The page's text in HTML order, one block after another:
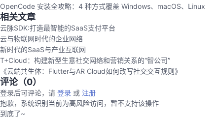
OpenCode 安装全攻略：4 种方式覆盖 Windows、macOS、Linux
相关文章
云脉SDK:打造最智能的SaaS支付平台
云与物联网时代的企业网络
新时代的SaaS与产业互联网
T+Cloud：构建新型生意社交网络和营销关系的“智公司”
《云端共生体：Flutter与AR Cloud如何改写社交交互规则》
评论（0）
登录后可评论，请 登录 或 注册
抱歉，系统识别当前为高风险访问，暂不支持该操作
到底了~